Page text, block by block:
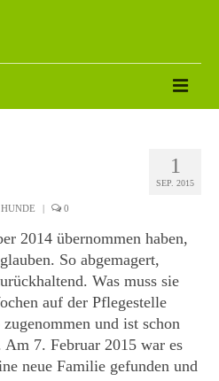
1
SEP. 2015
| 0
2014 übernommen haben,
So abgemagert,
Was muss sie
auf der Pflegestelle
und ist schon
7. Februar 2015 war es
neue Familie gefunden und